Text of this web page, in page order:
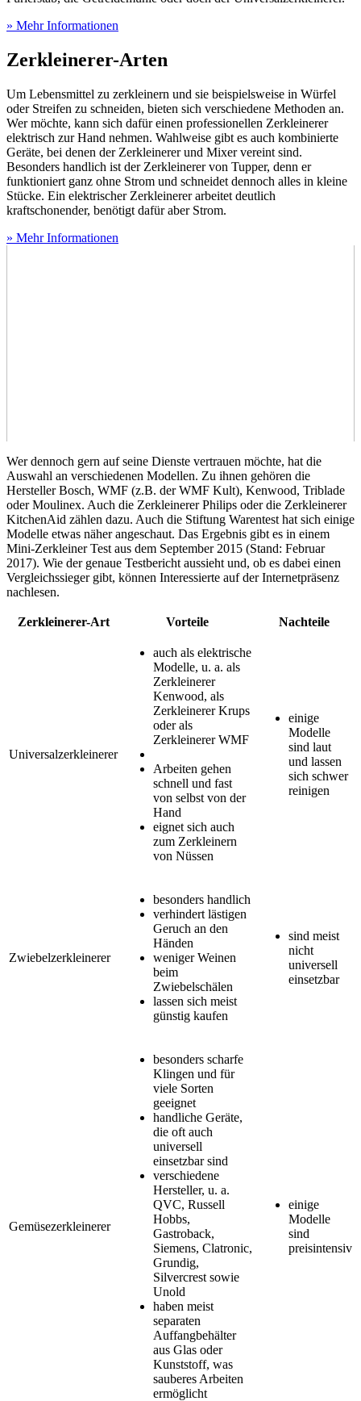
» Mehr Informationen
Zerkleinerer-Arten
Um Lebensmittel zu zerkleinern und sie beispielsweise in Würfel
oder Streifen zu schneiden, bieten sich verschiedene Methoden an.
Wer möchte, kann sich dafür einen professionellen Zerkleinerer
elektrisch zur Hand nehmen. Wahlweise gibt es auch kombinierte
Geräte, bei denen der Zerkleinerer und Mixer vereint sind.
Besonders handlich ist der Zerkleinerer von Tupper, denn er
funktioniert ganz ohne Strom und schneidet dennoch alles in kleine
Stücke. Ein elektrischer Zerkleinerer arbeitet deutlich
kraftschonender, benötigt dafür aber Strom.
» Mehr Informationen
Wer dennoch gern auf seine Dienste vertrauen möchte, hat die
Auswahl an verschiedenen Modellen. Zu ihnen gehören die
Hersteller Bosch, WMF (z.B. der WMF Kult), Kenwood, Triblade
oder Moulinex. Auch die Zerkleinerer Philips oder die Zerkleinerer
KitchenAid zählen dazu. Auch die Stiftung Warentest hat sich einige
Modelle etwas näher angeschaut. Das Ergebnis gibt es in einem
Mini-Zerkleiner Test aus dem September 2015 (Stand: Februar
2017). Wie der genaue Testbericht aussieht und, ob es dabei einen
Vergleichssieger gibt, können Interessierte auf der Internetpräsenz
nachlesen.
Zerkleinerer-Art Vorteile Nachteile
Universalzerkleinerer
auch als elektrische
Modelle, u. a. als
Zerkleinerer
Kenwood, als
Zerkleinerer Krups
oder als
Zerkleinerer WMF
Arbeiten gehen
schnell und fast
von selbst von der
Hand
eignet sich auch
zum Zerkleinern
von Nüssen
einige
Modelle
sind laut
und lassen
sich schwer
reinigen
Zwiebelzerkleinerer
besonders handlich
verhindert lästigen
Geruch an den
Händen
weniger Weinen
beim
Zwiebelschälen
lassen sich meist
günstig kaufen
sind meist
nicht
universell
einsetzbar
Gemüsezerkleinerer
besonders scharfe
Klingen und für
viele Sorten
geeignet
handliche Geräte,
die oft auch
universell
einsetzbar sind
verschiedene
Hersteller, u. a.
QVC, Russell
Hobbs,
Gastroback,
Siemens, Clatronic,
Grundig,
Silvercrest sowie
Unold
haben meist
separaten
Auffangbehälter
aus Glas oder
Kunststoff, was
sauberes Arbeiten
ermöglicht
einige
Modelle
sind
preisintensiv